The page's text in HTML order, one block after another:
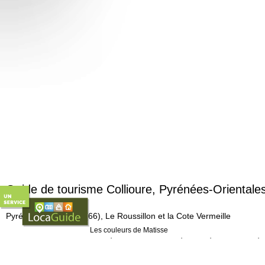
Collioure, 66190
Guide de tourisme Collioure, Pyrénées-
Pyrénées-Orientales (66), Le Roussillon et la Cote Vermeille
Les couleurs de Matisse